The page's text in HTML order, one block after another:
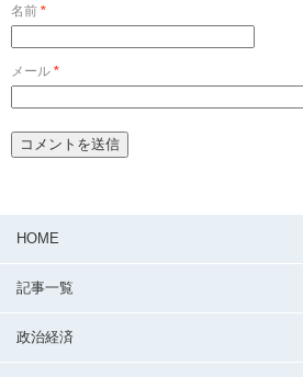
名前 *
メール *
HOME
記事一覧
政治経済